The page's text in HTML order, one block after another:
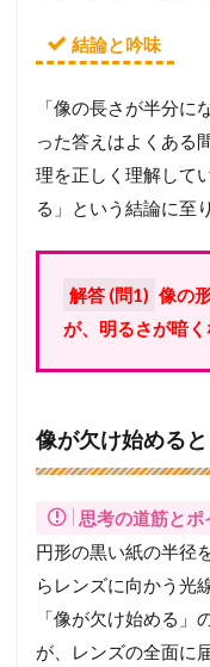
結論と吟味
「像の長さが半分
った答えはよくある
理を正しく理解して
る」という結論に至
解答 (問1) 像の
が、明るさが暗く
像が欠け始める
思考の道筋とポ
円形の黒い紙の半径
らレンズに向かう光
「像が欠け始める
が、レンズの全面に